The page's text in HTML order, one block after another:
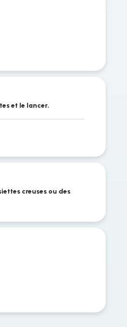
et le lancer.
creuses ou des